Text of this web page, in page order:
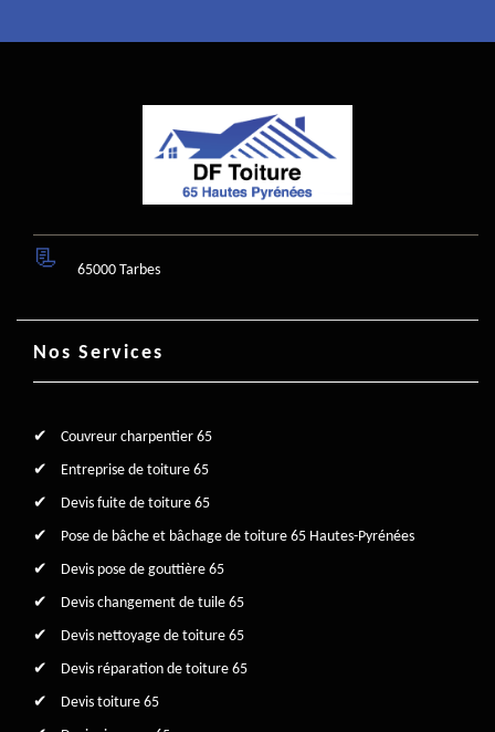
65000 Tarbes
Nos Services
Couvreur charpentier 65
Entreprise de toiture 65
Devis fuite de toiture 65
Pose de bâche et bâchage de toiture 65 Hautes-Pyrénées
Devis pose de gouttière 65
Devis changement de tuile 65
Devis nettoyage de toiture 65
Devis réparation de toiture 65
Devis toiture 65